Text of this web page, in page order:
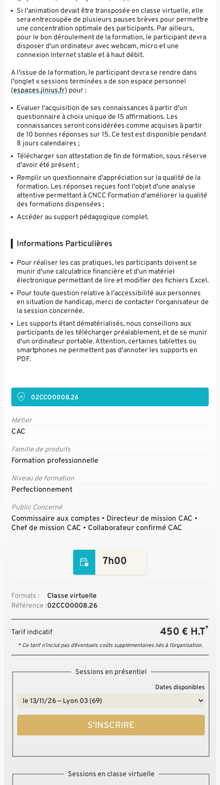
Si l'animation devait être transposée en classe virtuelle, elle
sera entrecoupée de plusieurs pauses brèves pour permettre
une concentration optimale des participants. Par ailleurs,
pour le bon déroulement de la formation, le participant devra
disposer d'un ordinateur avec webcam, micro et une
connexion Internet stable et à haut débit.
A l'issue de la formation, le participant devra se rendre dans
l'onglet « sessions terminées » de son espace personnel
(espaces.jinius.fr) pour :
Evaluer l'acquisition de ses connaissances à partir d'un
questionnaire à choix unique de 15 affirmations. Les
connaissances seront considérées comme acquises à partir
de 10 bonnes réponses sur 15. Ce test est disponible pendant
8 jours calendaires ;
Télécharger son attestation de fin de formation, sous réserve
d'avoir été présent ;
Remplir un questionnaire d'appréciation sur la qualité de la
formation. Les réponses reçues font l'objet d'une analyse
attentive permettant à CNCC Formation d'améliorer la qualité
des formations dispensées ;
Accéder au support pédagogique complet.
Informations Particulières
Pour réaliser les cas pratiques, les participants doivent se
munir d'une calculatrice financière et d'un matériel
électronique permettant de lire et modifier des fichiers Excel.
Pour toute question relative à l'accessibilité aux personnes
en situation de handicap, merci de contacter l'organisateur de
la session concernée.
Les supports étant dématérialisés, nous conseillons aux
participants de les télécharger préalablement, et de se munir
d'un ordinateur portable. Attention, certaines tablettes ou
smartphones ne permettent pas d'annoter les supports en
PDF.
02CCO0008.26
Métier
CAC
Famille de produits
Formation professionnelle
Niveau de formation
Perfectionnement
Public Concerné
Commissaire aux comptes • Directeur de mission CAC •
Chef de mission CAC • Collaborateur confirmé CAC
7h00
Formats :
Classe virtuelle
Référence :02CCO0008.26
Tarif indicatif 450 € H.T*
* Ce tarif n’inclut pas d’éventuels coûts supplémentaires liés à l’organisation.
Sessions en présentiel
Dates disponibles
S'INSCRIRE
Sessions en classe virtuelle